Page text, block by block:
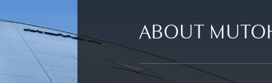
ABOUT